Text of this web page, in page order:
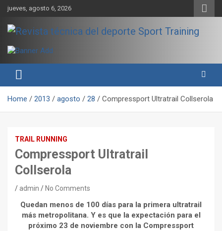
Skip
content
jueves, agosto 6, 2026
Revista técnica del deporte
Sport Training
rendimiento, nutrición y entrenamiento.
Home 2013 agosto 28 Compressport Ultratrail Collserola
TRAIL RUNNING
Compressport Ultratrail
Collserola
admin No Comments
Quedan menos de 100 días para la primera ultratrail
más metropolitana. Y es que la expectación para el
próximo 23 de noviembre con la Compressport